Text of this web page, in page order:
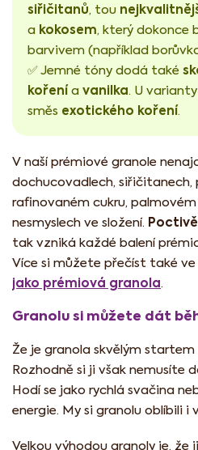
siřičitanů, tou
a kokosem, který dokonce
barvivem (například
✅ Jemné tóny dodá také
kořenía vanilka. U
směs exotického koření.
V naší prémiové granole
dochucovadlech, siřičitanech,
rafinovaném cukru,
nesmyslech ve složení.
tak vzniká každé balení
Více si můžete přečíst také ve
jako prémiová granola.
Granolu si můžete dát
Že je granola skvělým startem
Rozhodně si ji však nemusíte
Hodí se jako rychlá svačina
energie. My si granolu oblíbili i
Velkou výhodou granoly je, že ji